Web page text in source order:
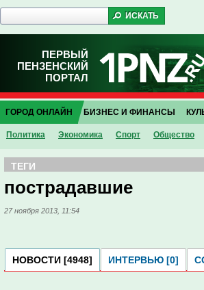
ПЕРВЫЙ
ПЕНЗЕНСКИЙ
ПОРТАЛ
ГОРОД ОНЛАЙН
Политика Экономика Спорт Общество
БИЗНЕС И ФИНАНСЫ
ТЕГИ
пострадавшие
27 ноября 2013, 11:54
НОВОСТИ [4948] ИНТЕРВЬЮ [0]